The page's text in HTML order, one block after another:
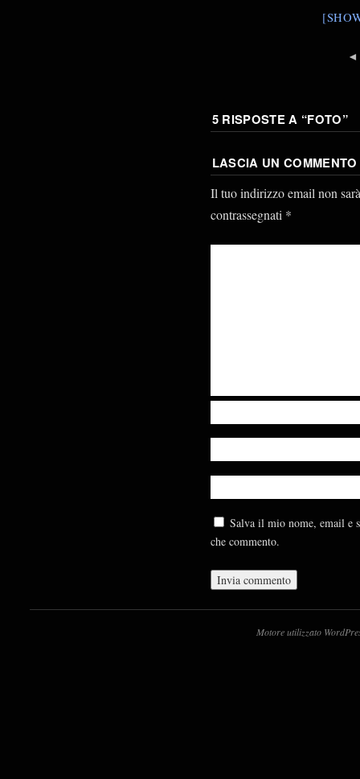
◄
5 RISPOSTE A “FOTO”
LASCIA UN COMMENTO
Il tuo indirizzo email non
contrassegnati *
Salva il mio nome, email e
che commento.
Motore utilizzato